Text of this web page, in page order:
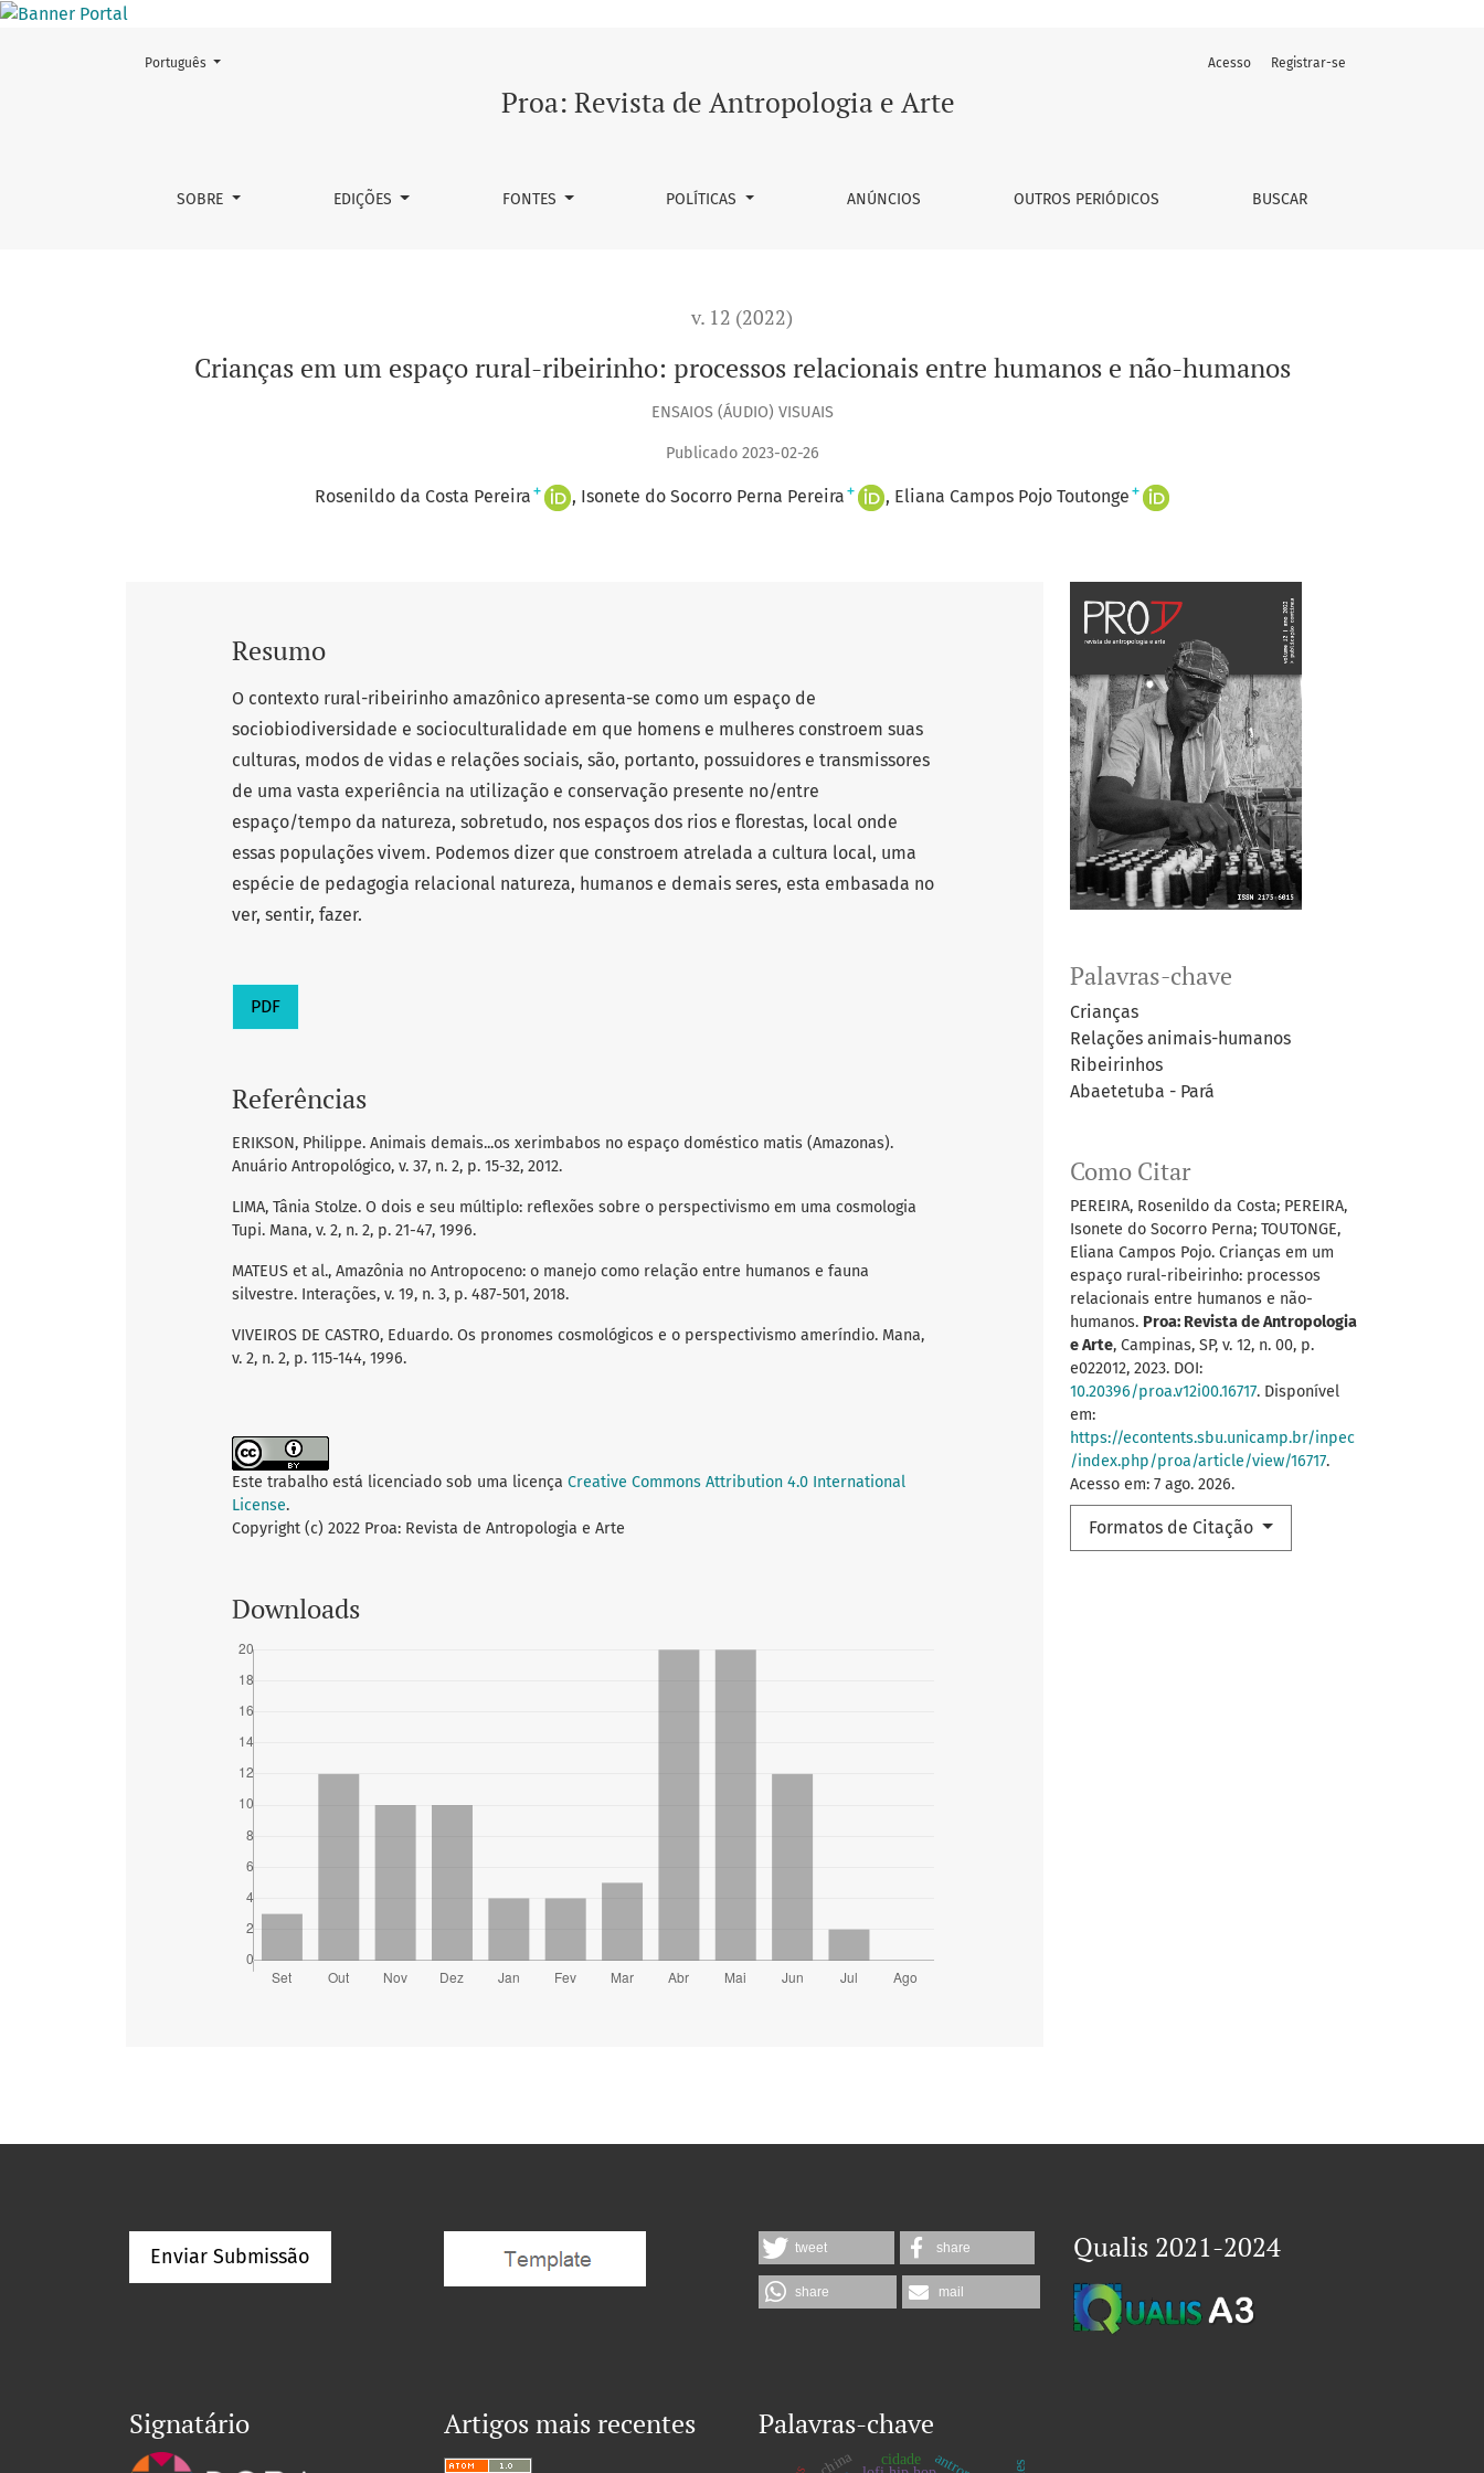
Crianças em um espaço rural-ribeirinho: processos relacionais entre humanos e não-humanos
Proa: Revista de Antropologia e Arte
SOBRE EDIÇÕES FONTES POLÍTICAS ANÚNCIOS OUTROS PERIÓDICOS BUSCAR
Acesso Registrar-se
Mudar o idioma. O atual é:
Português
v. 12 (2022)
Crianças em um espaço rural-ribeirinho: processos relacionais entre humanos e não-humanos
ENSAIOS (ÁUDIO) VISUAIS
Publicado 2023-02-26
Rosenildo da Costa Pereira + Isonete do Socorro Perna Pereira + Eliana Campos Pojo Toutonge +
Palavras-chave
Crianças
Relações animais-humanos
Ribeirinhos
Abaetetuba - Pará
Como Citar
PEREIRA, Rosenildo da Costa; PEREIRA,
Isonete do Socorro Perna; TOUTONGE,
Eliana Campos Pojo. Crianças em um
espaço rural-ribeirinho: processos
relacionais entre humanos e não-
humanos. Proa: Revista de Antropologia
e Arte, Campinas, SP, v. 12, n. 00, p.
e022012, 2023. DOI:
10.20396/proa.v12i00.16717. Disponível
em:
https://econtents.sbu.unicamp.br/inpec
/index.php/proa/article/view/16717.
Acesso em: 7 ago. 2026.
Formatos de Citação
Resumo
O contexto rural-ribeirinho amazônico apresenta-se como um espaço de
sociobiodiversidade e socioculturalidade em que homens e mulheres constroem suas
culturas, modos de vidas e relações sociais, são, portanto, possuidores e transmissores
de uma vasta experiência na utilização e conservação presente no/entre
espaço/tempo da natureza, sobretudo, nos espaços dos rios e florestas, local onde
essas populações vivem. Podemos dizer que constroem atrelada a cultura local, uma
espécie de pedagogia relacional natureza, humanos e demais seres, esta embasada no
ver, sentir, fazer.
PDF
Referências
ERIKSON, Philippe. Animais demais...os xerimbabos no espaço doméstico matis (Amazonas).
Anuário Antropológico, v. 37, n. 2, p. 15-32, 2012.
LIMA, Tânia Stolze. O dois e seu múltiplo: reflexões sobre o perspectivismo em uma cosmologia
Tupi. Mana, v. 2, n. 2, p. 21-47, 1996.
MATEUS et al., Amazônia no Antropoceno: o manejo como relação entre humanos e fauna
silvestre. Interações, v. 19, n. 3, p. 487-501, 2018.
VIVEIROS DE CASTRO, Eduardo. Os pronomes cosmológicos e o perspectivismo ameríndio. Mana,
v. 2, n. 2, p. 115-144, 1996.
Este trabalho está licenciado sob uma licença Creative Commons Attribution 4.0 International
License.
Copyright (c) 2022 Proa: Revista de Antropologia e Arte
Downloads
Enviar Submissão tweet share
share mail
Qualis 2021-2024
Signatário Artigos mais recentes Palavras-chave
china cidade